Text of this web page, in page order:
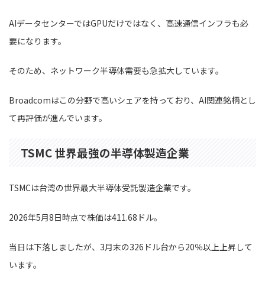
AIデータセンターではGPUだけではなく、高速通信インフラも必
要になります。
そのため、ネットワーク半導体需要も急拡大しています。
Broadcomはこの分野で高いシェアを持っており、AI関連銘柄とし
て再評価が進んでいます。
TSMC 世界最強の半導体製造企業
TSMCは台湾の世界最大半導体受託製造企業です。
2026年5月8日時点で株価は411.68ドル。
当日は下落しましたが、3月末の326ドル台から20％以上上昇して
います。